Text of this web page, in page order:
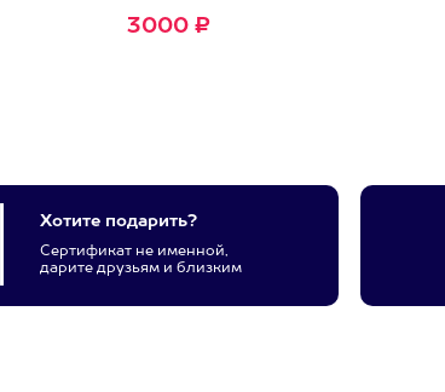
3000 ₽
Хотите подарить?
Сертификат не именной,
дарите друзьям и близким